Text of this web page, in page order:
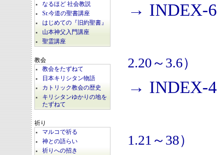
なるほど 社会教説
Sr.今道の聖書講座
はじめての『旧約聖書』
山本神父入門講座
聖霊講座
教会
教会をたずねて
日本キリシタン物語
カトリック教会の歴史
キリシタンゆかりの地を
たずねて
祈り
マルコで祈る
神との語らい
祈りへの招き
→ INDEX-6
2.20～3.6）
→ INDEX-4
1.21～38）